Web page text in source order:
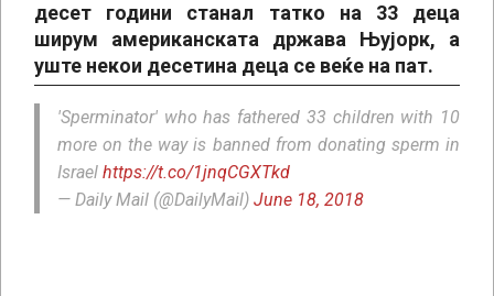
десет години станал татко на 33 деца
ширум американската држава Њујорк, а
уште некои десетина деца се веќе на пат.
'Sperminator' who has fathered 33 children with 10
more on the way is banned from donating sperm in
Israel https://t.co/1jnqCGXTkd
— Daily Mail (@DailyMail) June 18, 2018